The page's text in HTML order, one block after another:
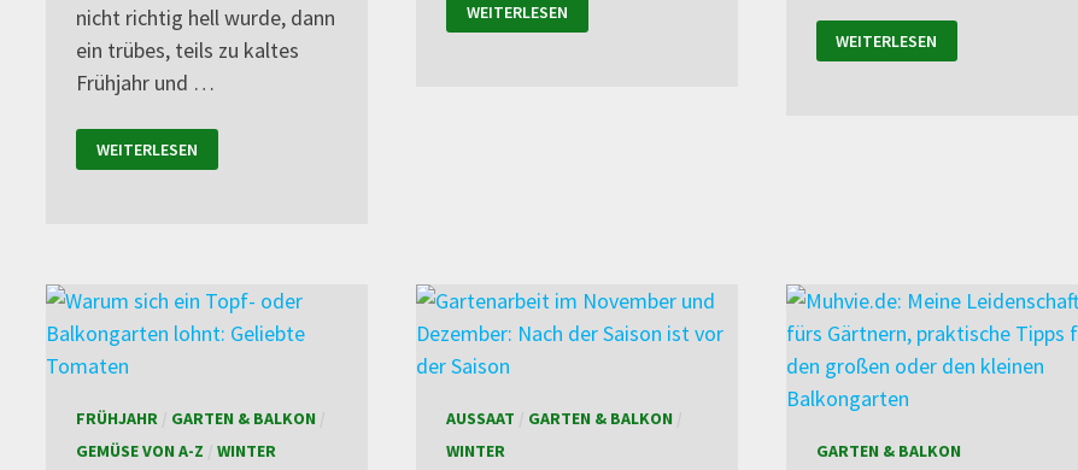
nicht richtig hell wurde, dann
ein trübes, teils zu kaltes
Frühjahr und …
WEITERLESEN
WEITERLESEN
WEITERLESEN
FRÜHJAHR GARTEN & BALKON
GEMÜSE VON A-Z /WINTER
AUSSAAT GARTEN & BALKON
WINTER
GARTEN & BALKON